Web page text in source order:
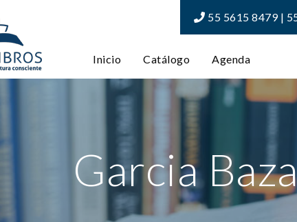
55 5615 8479 |
Inicio Catálogo Agenda
Garcia